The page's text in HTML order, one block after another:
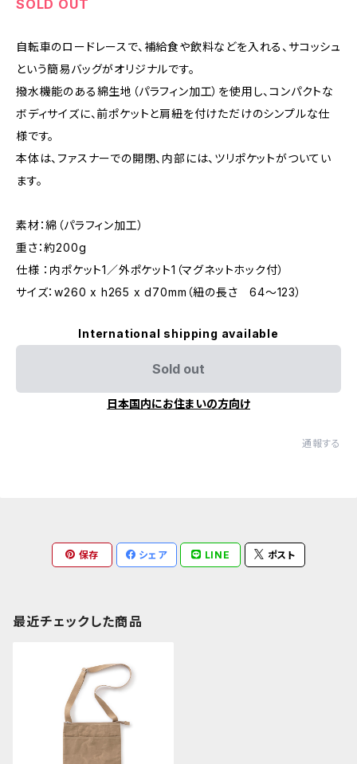
SOLD OUT
自転車のロードレースで、補給食や飲料などを入れる、サコッシュ
という簡易バッグがオリジナルです。
撥水機能のある綿生地（パラフィン加工）を使用し、コンパクトな
ボディサイズに、前ポケットと肩紐を付けただけのシンプルな仕
様です。
本体は、ファスナーでの開閉、内部には、ツリポケットがついてい
ます。
素材：綿（パラフィン加工）
重さ：約200g
仕様 ：内ポケット1／外ポケット1（マグネットホック付）
サイズ：w260 x h265 x d70mm（紐の長さ 64～123）
International shipping available
Sold out
日本国内にお住まいの方向け
通報する
保存 シェア LINE ポスト
最近チェックした商品